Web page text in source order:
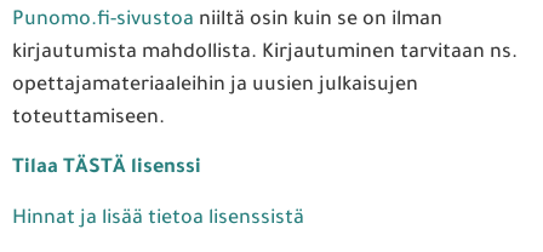
Punomo.fi-sivustoa niiltä osin kuin se on ilman
kirjautumista mahdollista. Kirjautuminen tarvitaan ns.
opettajamateriaaleihin ja uusien julkaisujen
toteuttamiseen.
Tilaa TÄSTÄ lisenssi
Hinnat ja lisää tietoa lisenssistä